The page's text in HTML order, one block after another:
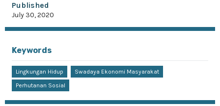
Published
July 30, 2020
Keywords
Lingkungan Hidup
Swadaya Ekonomi Masyarakat
Perhutanan Sosial